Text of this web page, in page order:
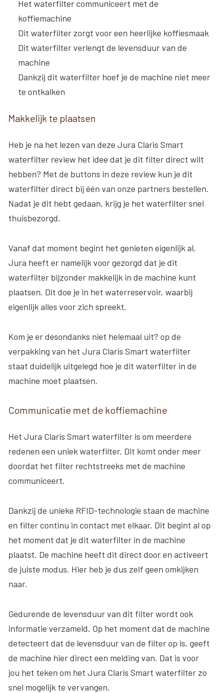
Het waterfilter communiceert met de
koffiemachine
Dit waterfilter zorgt voor een heerlijke koffiesmaak
Dit waterfilter verlengt de levensduur van de
machine
Dankzij dit waterfilter hoef je de machine niet meer
te ontkalken
Makkelijk te plaatsen
Heb je na het lezen van deze Jura Claris Smart
waterfilter review het idee dat je dit filter direct wilt
hebben? Met de buttons in deze review kun je dit
waterfilter direct bij één van onze partners bestellen.
Nadat je dit hebt gedaan, krijg je het waterfilter snel
thuisbezorgd.
Vanaf dat moment begint het genieten eigenlijk al.
Jura heeft er namelijk voor gezorgd dat je dit
waterfilter bijzonder makkelijk in de machine kunt
plaatsen. Dit doe je in het waterreservoir, waarbij
eigenlijk alles voor zich spreekt.
Kom je er desondanks niet helemaal uit? op de
verpakking van het Jura Claris Smart waterfilter
staat duidelijk uitgelegd hoe je dit waterfilter in de
machine moet plaatsen.
Communicatie met de koffiemachine
Het Jura Claris Smart waterfilter is om meerdere
redenen een uniek waterfilter. Dit komt onder meer
doordat het filter rechtstreeks met de machine
communiceert.
Dankzij de unieke RFID-technologie staan de machine
en filter continu in contact met elkaar. Dit begint al op
het moment dat je dit waterfilter in de machine
plaatst. De machine heeft dit direct door en activeert
de juiste modus. Hier heb je dus zelf geen omkijken
naar.
Gedurende de levensduur van dit filter wordt ook
informatie verzameld. Op het moment dat de machine
detecteert dat de levensduur van de filter op is, geeft
de machine hier direct een melding van. Dat is voor
jou het teken om het Jura Claris Smart waterfilter zo
snel mogelijk te vervangen.